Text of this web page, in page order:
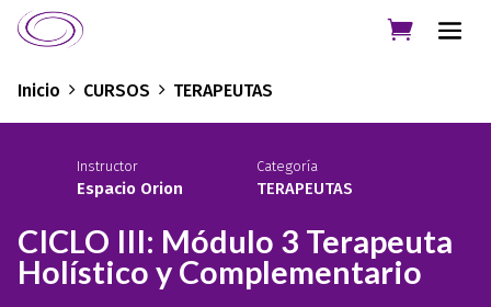
Inicio CURSOS TERAPEUTAS
Instructor
Espacio Orion
Categoría
TERAPEUTAS
CICLO III: Módulo 3 Terapeuta
Holístico y Complementario